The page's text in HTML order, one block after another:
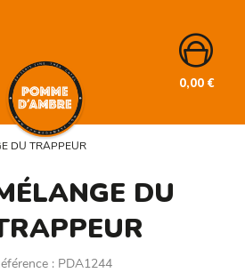
0,00 €
DU TRAPPEUR
DU
: PDA1244